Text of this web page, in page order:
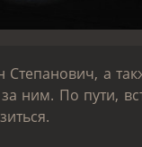
а
ним. По пути,